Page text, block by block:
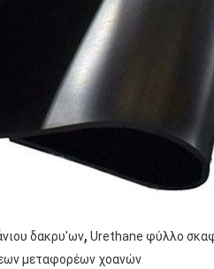
δακρυ'ων, Urethane φύλλο
μεταφορέων χοανών